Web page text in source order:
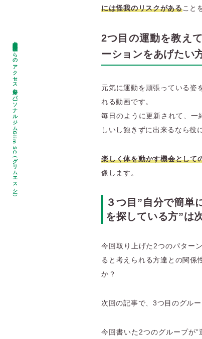
名古屋市昭和区・瑞穂区からのアクセス良好なパーソナルジム Glim SC
（グリムエスシー）
には怪我のリスクがあること
2つ目の運動を教え
ーションをあげたい
元気に運動を頑張っている姿
れる動画です。
毎日のように更新されて、一
しいし飽きずに出来るなら役
楽しく体を動かす機会として
像します。
３つ目”自分で簡単
を探している方”は
今回取り上げた2つのパター
ると考えられる方達との関係
か？
次回の記事で、3つ目のグル
今回書いた2つのグループが